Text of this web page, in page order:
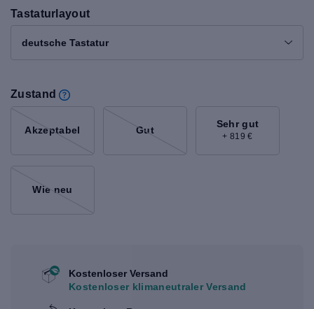
Tastaturlayout
deutsche Tastatur
Zustand
Akzeptabel Gut
Sehr gut
+ 819 €
Wie neu
Kostenloser Versand
Kostenloser klimaneutraler Versand